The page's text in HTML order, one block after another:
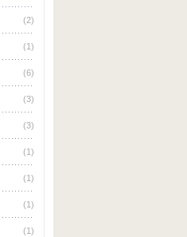
(2)
(1)
(6)
(3)
(3)
(1)
(1)
(1)
(1)